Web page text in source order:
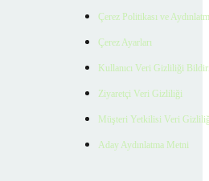
Çerez Politikası ve
Çerez Ayarları
Kullanıcı Veri Gizliliği
Ziyaretçi Veri Gizliliği
Müşteri Yetkilisi Veri
Aday Aydınlatma Metni